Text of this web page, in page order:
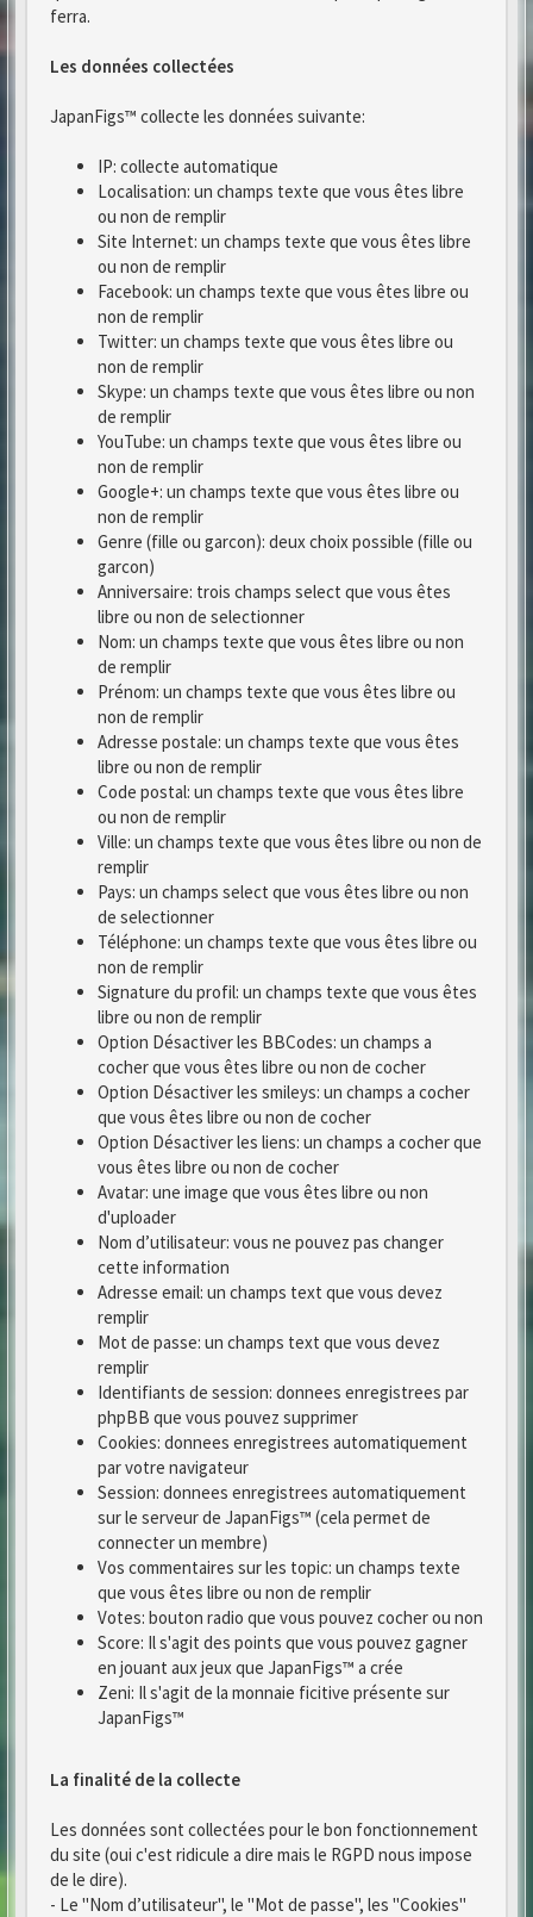
ferra.
Les données collectées
JapanFigs™ collecte les données suivante:
IP: collecte automatique
Localisation: un champs texte que vous êtes libre
ou non de remplir
Site Internet: un champs texte que vous êtes libre
ou non de remplir
Facebook: un champs texte que vous êtes libre ou
non de remplir
Twitter: un champs texte que vous êtes libre ou
non de remplir
Skype: un champs texte que vous êtes libre ou non
de remplir
YouTube: un champs texte que vous êtes libre ou
non de remplir
Google+: un champs texte que vous êtes libre ou
non de remplir
Genre (fille ou garcon): deux choix possible (fille ou
garcon)
Anniversaire: trois champs select que vous êtes
libre ou non de selectionner
Nom: un champs texte que vous êtes libre ou non
de remplir
Prénom: un champs texte que vous êtes libre ou
non de remplir
Adresse postale: un champs texte que vous êtes
libre ou non de remplir
Code postal: un champs texte que vous êtes libre
ou non de remplir
Ville: un champs texte que vous êtes libre ou non de
remplir
Pays: un champs select que vous êtes libre ou non
de selectionner
Téléphone: un champs texte que vous êtes libre ou
non de remplir
Signature du profil: un champs texte que vous êtes
libre ou non de remplir
Option Désactiver les BBCodes: un champs a
cocher que vous êtes libre ou non de cocher
Option Désactiver les smileys: un champs a cocher
que vous êtes libre ou non de cocher
Option Désactiver les liens: un champs a cocher que
vous êtes libre ou non de cocher
Avatar: une image que vous êtes libre ou non
d'uploader
Nom d’utilisateur: vous ne pouvez pas changer
cette information
Adresse email: un champs text que vous devez
remplir
Mot de passe: un champs text que vous devez
remplir
Identifiants de session: donnees enregistrees par
phpBB que vous pouvez supprimer
Cookies: donnees enregistrees automatiquement
par votre navigateur
Session: donnees enregistrees automatiquement
sur le serveur de JapanFigs™ (cela permet de
connecter un membre)
Vos commentaires sur les topic: un champs texte
que vous êtes libre ou non de remplir
Votes: bouton radio que vous pouvez cocher ou non
Score: Il s'agit des points que vous pouvez gagner
en jouant aux jeux que JapanFigs™ a crée
Zeni: Il s'agit de la monnaie ficitive présente sur
JapanFigs™
La finalité de la collecte
Les données sont collectées pour le bon fonctionnement
du site (oui c'est ridicule a dire mais le RGPD nous impose
de le dire).
- Le "Nom d’utilisateur", le "Mot de passe", les "Cookies"